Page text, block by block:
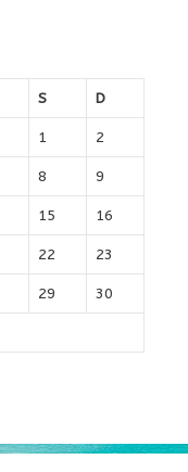
S D
1 2
8 9
15 16
22 23
29 30